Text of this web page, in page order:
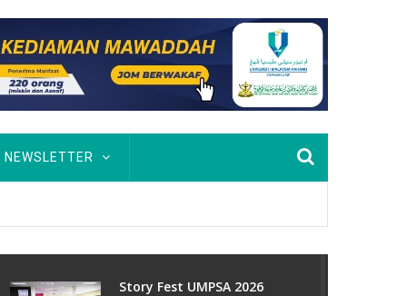
NEWSLETTER
Story Fest UMPSA 2026